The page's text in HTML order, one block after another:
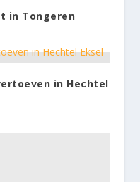
in Tongeren
in Hechtel